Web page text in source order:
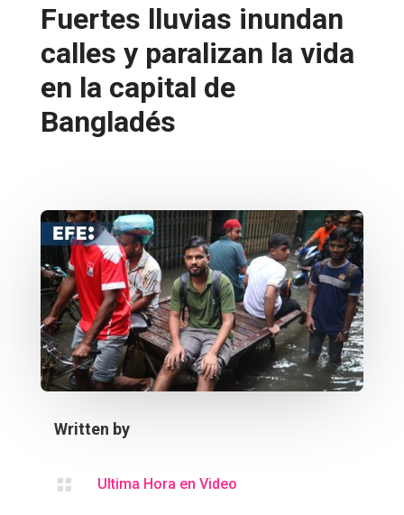
Fuertes lluvias inundan
calles y paralizan la vida
en la capital de
Bangladés
Written by
 Ultima Hora en Video